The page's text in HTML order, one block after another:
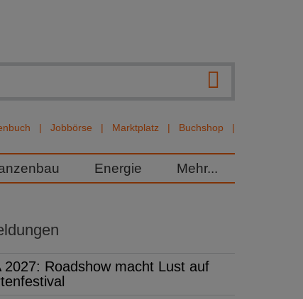
Jobbörse Marktplatz Buchshop
Energie Mehr...
2027: Roadshow macht Lust auf